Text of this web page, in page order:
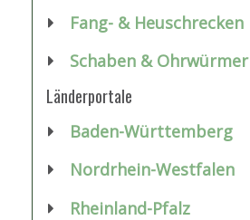
Fang- & Heuschrecken
Schaben & Ohrwürmer
Länderportale
Baden-Württemberg
Nordrhein-Westfalen
Rheinland-Pfalz